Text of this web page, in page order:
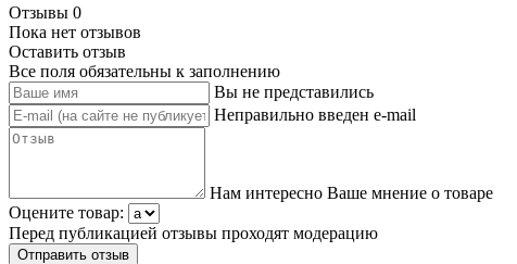
Отзывы 0
Пока нет отзывов
Оставить отзыв
Все поля обязательны к заполнению
Вы не представились
Неправильно введен e-mail
Нам интересно Ваше мнение о товаре
Оцените товар:
Перед публикацией отзывы проходят модерацию